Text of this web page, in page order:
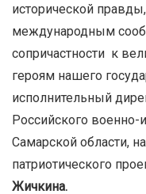
исторической
международным
сопричастности к
героям нашего
исполнительный
Российского военно-
Самарской области,
патриотического
Жичкина.